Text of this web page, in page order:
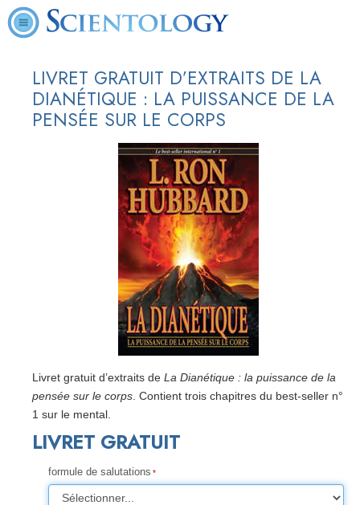
LIVRET GRATUIT D’EXTRAITS DE LA
DIANÉTIQUE : LA PUISSANCE DE LA
PENSÉE SUR LE CORPS
Livret gratuit d’extraits de La Dianétique : la puissance de la
pensée sur le corps . Contient trois chapitres du best-seller n°
1 sur le mental.
LIVRET GRATUIT
formule de salutations